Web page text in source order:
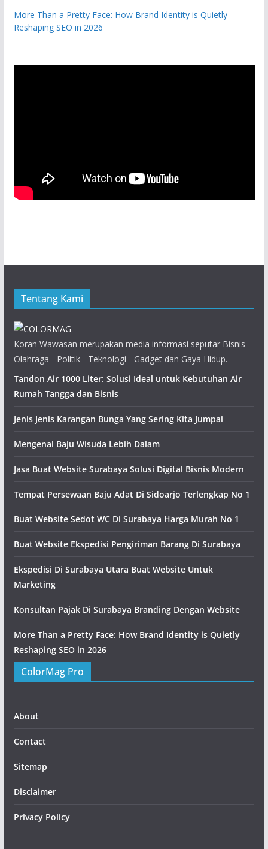
More Than a Pretty Face: How Brand Identity is Quietly
Reshaping SEO in 2026
Tentang Kami
Koran Wawasan merupakan media informasi seputar Bisnis -
Olahraga - Politik - Teknologi - Gadget dan Gaya Hidup.
Tandon Air 1000 Liter: Solusi Ideal untuk Kebutuhan Air
Rumah Tangga dan Bisnis
Jenis Jenis Karangan Bunga Yang Sering Kita Jumpai
Mengenal Baju Wisuda Lebih Dalam
Jasa Buat Website Surabaya Solusi Digital Bisnis Modern
Tempat Persewaan Baju Adat Di Sidoarjo Terlengkap No 1
Buat Website Sedot WC Di Surabaya Harga Murah No 1
Buat Website Ekspedisi Pengiriman Barang Di Surabaya
Ekspedisi Di Surabaya Utara Buat Website Untuk
Marketing
Konsultan Pajak Di Surabaya Branding Dengan Website
More Than a Pretty Face: How Brand Identity is Quietly
Reshaping SEO in 2026
ColorMag Pro
About
Contact
Sitemap
Disclaimer
Privacy Policy